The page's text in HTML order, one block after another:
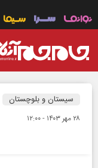
سیستان و بلوچستان
۲۸ مهر ۱۴۰۳ - ۱۲:۰۰